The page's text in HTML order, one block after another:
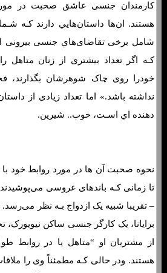
کارمندان جنسی عاشق صحبت در
هستند. ان‌ها داستان‌هایي دارند کـه
شامل برخی تقاضای‌هاي‌ جنسی بیرونی
کـه اگر تعداد بیشتری از زنان متاهل
خودرا روی چاک شوهرشان بگذارند،
نداشته باشد.» اما تعداد زیادی از
دهنده اي اسـت، خوب.. شیرین.
نحوه صحبت آن ها در مورد روابط خود با
تا زمانی کـه باندهای عروسی
– تقریبا شبیه یک ازدواج بـه نظر می‌رسد.
از مشتریان او “متاهل یا در روابط
هستند. ودر حالی کـه مطمئناً وی را